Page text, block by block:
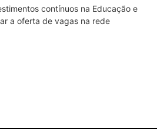
contínuos na Educação e
a oferta de vagas na rede